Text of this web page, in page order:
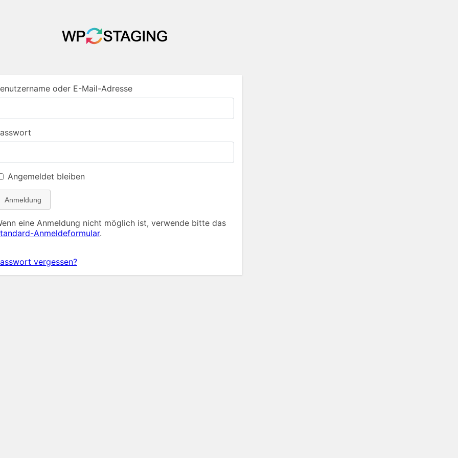
oder E-Mail-Adresse
Angemeldet bleiben
Anmeldung
eine Anmeldung nicht möglich ist, verwende bitte das
Anmeldeformular.
vergessen?